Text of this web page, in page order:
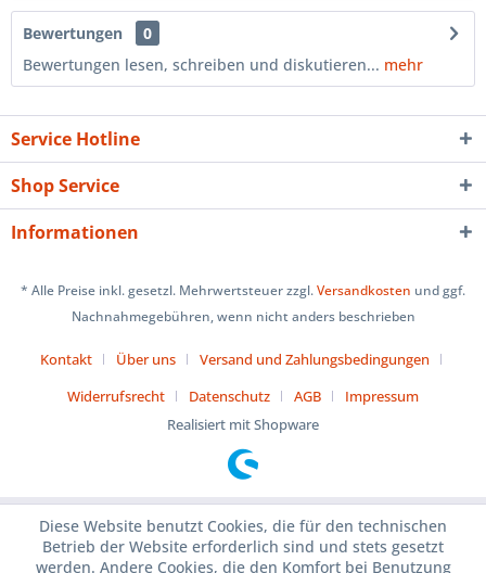
Bewertungen
0
Bewertungen lesen, schreiben und diskutieren... mehr
Service Hotline
Shop Service
Informationen
* Alle Preise inkl. gesetzl. Mehrwertsteuer zzgl.Versandkosten und ggf.
Nachnahmegebühren, wenn nicht anders beschrieben
Kontakt Über uns
Versand und Zahlungsbedingungen
Widerrufsrecht
Datenschutz AGB
Impressum
Realisiert mit Shopware
Diese Website benutzt Cookies, die für den technischen
Betrieb der Website erforderlich sind und stets gesetzt
werden. Andere Cookies, die den Komfort bei Benutzung